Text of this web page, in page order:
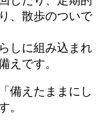
、散歩のついで
しに組み込まれ
えです。
備えたままにし
。